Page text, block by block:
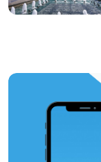
https://t.me/